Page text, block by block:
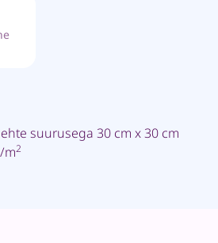
suurusega 30 cm x 30 cm
m2